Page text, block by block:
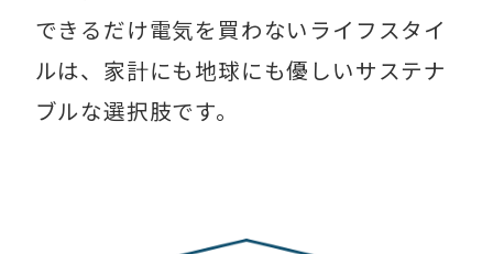
​ できるだけ電気を買わないライフスタイ
ルは、家計にも地球にも優しいサステナ
ブルな選択肢です。​